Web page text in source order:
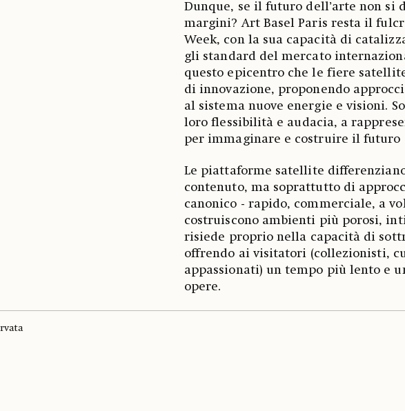
Dunque, se il futuro dell’arte non si
margini? Art Basel Paris resta il
Week, con la sua capacità di
gli standard del mercato
questo epicentro che le fiere
di innovazione, proponendo
al sistema nuove energie e visioni.
loro flessibilità e audacia, a
per immaginare e costruire il futuro
Le piattaforme satellite
contenuto, ma soprattutto di
canonico - rapido, commerciale, a
costruiscono ambienti più porosi,
risiede proprio nella capacità di
offrendo ai visitatori (collezionisti,
appassionati) un tempo più lento e
opere.